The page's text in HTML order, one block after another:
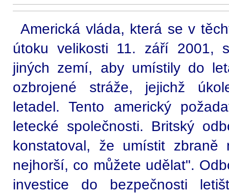
Americká vláda, která se v
útoku velikosti 11. září 2001,
jiných zemí, aby umístily do
ozbrojené stráže, jejichž
letadel. Tento americký
letecké společnosti. Britský
konstatoval, že umístit
nejhorší, co můžete udělat".
investice do bezpečnosti